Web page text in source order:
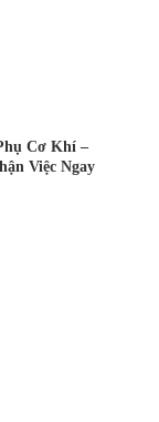
Cơ Khí –
Việc Ngay